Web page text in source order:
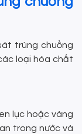
trùng chuồng
loại hóa chất
lục hoặc vàng
trong nước và